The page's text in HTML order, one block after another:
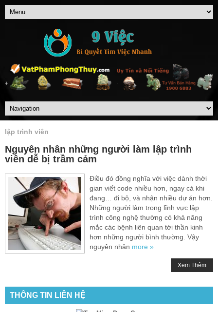
lập trình viên
Nguyên nhân những người làm lập trình
viên dễ bị trầm cảm
Điều đó đồng nghĩa với việc dành thời
gian viết code nhiều hơn, ngay cả khi
đang… đi bộ, và nhận nhiều dự án hơn.
Những người làm trong lĩnh vực lập
trình công nghệ thường có khả năng
mắc các bệnh liên quan tới thần kinh
hơn những người bình thường. Vậy
nguyên nhân more »
Xem Thêm
THÔNG TIN LIÊN HỆ